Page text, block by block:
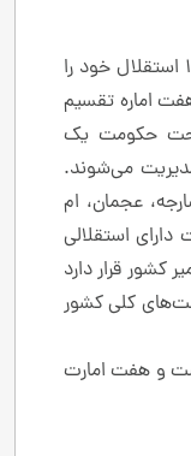
کشور امارات متحده عربی در سال ۱۹۷۱ استقلال خود را
اماره تقسیم
تحت حکومت یک
می‌شوند.
عجمان، ام
دارای استقلالی
کشور قرار دارد
کلی کشور
و هفت امارت